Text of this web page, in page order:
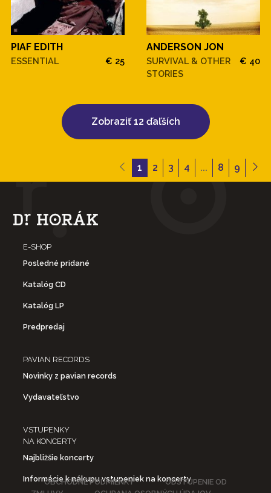
PIAF EDITH
ESSENTIAL € 25
ANDERSON JON
SURVIVAL & OTHER
STORIES
€ 40
Zobraziť 12 ďaľších
1 2 3 4 ... 8 9
E-SHOP
Posledné pridané
Katalóg CD
Katalóg LP
Predpredaj
PAVIAN RECORDS
Novinky z pavian records
Vydavateľstvo
VSTUPENKY
NA KONCERTY
Najbližšie koncerty
Informácie k nákupu vstupeniek na koncerty
OBCHODNÉ PODMIENKY
ODSTÚPENIE OD